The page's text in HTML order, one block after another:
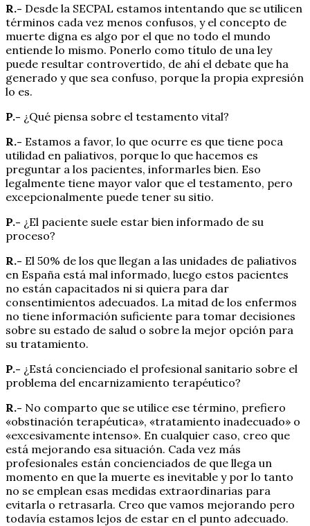
R.- Desde la SECPAL estamos intentando que se utilicen
términos cada vez menos confusos, y el concepto de
muerte digna es algo por el que no todo el mundo
entiende lo mismo. Ponerlo como título de una ley
puede resultar controvertido, de ahí el debate que ha
generado y que sea confuso, porque la propia expresión
lo es.
P.- ¿Qué piensa sobre el testamento vital?
R.- Estamos a favor, lo que ocurre es que tiene poca
utilidad en paliativos, porque lo que hacemos es
preguntar a los pacientes, informarles bien. Eso
legalmente tiene mayor valor que el testamento, pero
excepcionalmente puede tener su sitio.
P.- ¿El paciente suele estar bien informado de su
proceso?
R.- El 50% de los que llegan a las unidades de paliativos
en España está mal informado, luego estos pacientes
no están capacitados ni si quiera para dar
consentimientos adecuados. La mitad de los enfermos
no tiene información suficiente para tomar decisiones
sobre su estado de salud o sobre la mejor opción para
su tratamiento.
P.- ¿Está concienciado el profesional sanitario sobre el
problema del encarnizamiento terapéutico?
R.- No comparto que se utilice ese término, prefiero
«obstinación terapéutica», «tratamiento inadecuado» o
«excesivamente intenso». En cualquier caso, creo que
está mejorando esa situación. Cada vez más
profesionales están concienciados de que llega un
momento en que la muerte es inevitable y por lo tanto
no se emplean esas medidas extraordinarias para
evitarla o retrasarla. Creo que vamos mejorando pero
todavía estamos lejos de estar en el punto adecuado.